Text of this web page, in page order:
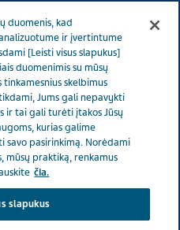
Visos istorijos
priepuolius
mano
duomenis, kad
ir įvertintume
[Leisti visus slapukus]
duomenimis su mūsų
skelbimus
Jums gali nepavykti
ir tai gali turėti įtakos Jūsų
kurias galime
savo pasirinkimą. Norėdami
mūsų praktiką, renkamus
čia.
slapukus